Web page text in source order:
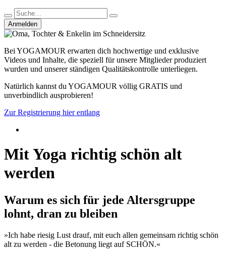
Anmelden
Bei YOGAMOUR erwarten dich hochwertige und exklusive
Videos und Inhalte, die speziell für unsere Mitglieder produziert
wurden und unserer ständigen Qualitätskontrolle unterliegen.
Natürlich kannst du YOGAMOUR völlig GRATIS und
unverbindlich ausprobieren!
Zur Registrierung hier entlang
Mit Yoga richtig schön alt
werden
Warum es sich für jede Altersgruppe
lohnt, dran zu bleiben
»Ich habe riesig Lust drauf, mit euch allen gemeinsam richtig schön
alt zu werden - die Betonung liegt auf SCHÖN.«